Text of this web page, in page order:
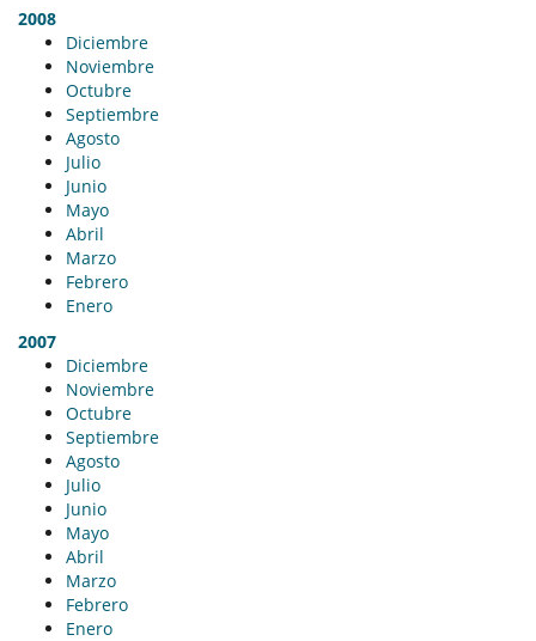
2008
Diciembre
Noviembre
Octubre
Septiembre
Agosto
Julio
Junio
Mayo
Abril
Marzo
Febrero
Enero
2007
Diciembre
Noviembre
Octubre
Septiembre
Agosto
Julio
Junio
Mayo
Abril
Marzo
Febrero
Enero